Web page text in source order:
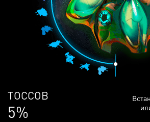
ЛЮДЕЙ
69%